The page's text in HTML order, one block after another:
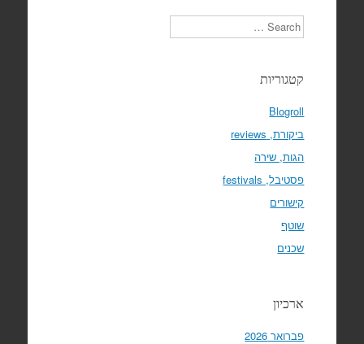
Search
קטגוריות
Blogroll
ביקורת, reviews
הגות, שירה
פסטיבל, festivals
קישורים
שוטף
שכנים
ארכיון
פברואר 2026